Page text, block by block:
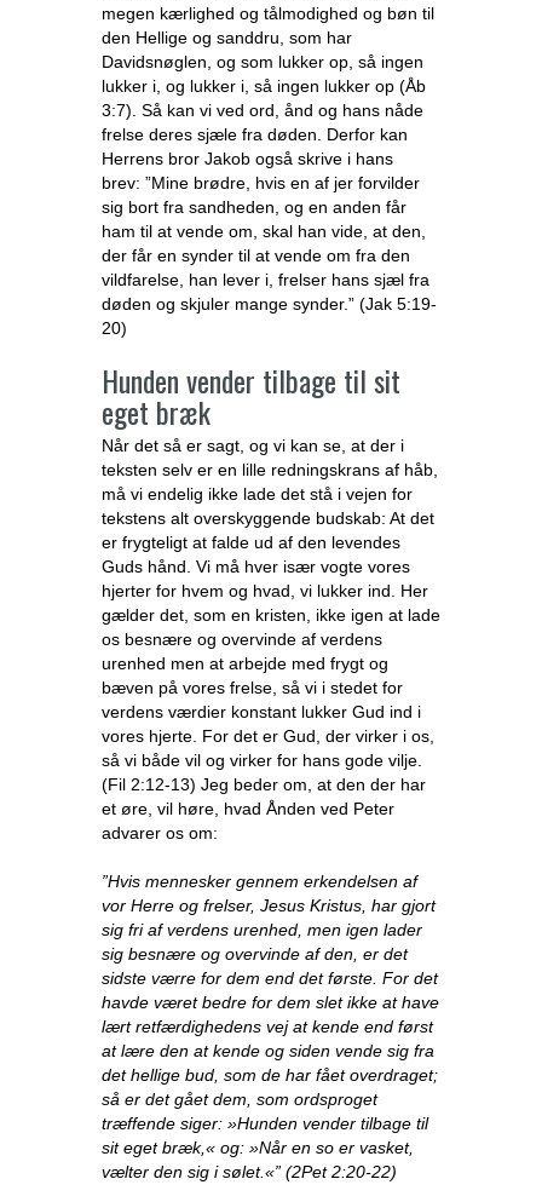
megen kærlighed og tålmodighed og bøn til
den Hellige og sanddru, som har
Davidsnøglen, og som lukker op, så ingen
lukker i, og lukker i, så ingen lukker op (Åb
3:7). Så kan vi ved ord, ånd og hans nåde
frelse deres sjæle fra døden. Derfor kan
Herrens bror Jakob også skrive i hans
brev: ”Mine brødre, hvis en af jer forvilder
sig bort fra sandheden, og en anden får
ham til at vende om, skal han vide, at den,
der får en synder til at vende om fra den
vildfarelse, han lever i, frelser hans sjæl fra
døden og skjuler mange synder.” (Jak 5:19-
20)
Hunden vender tilbage til sit
eget bræk
Når det så er sagt, og vi kan se, at der i
teksten selv er en lille redningskrans af håb,
må vi endelig ikke lade det stå i vejen for
tekstens alt overskyggende budskab: At det
er frygteligt at falde ud af den levendes
Guds hånd. Vi må hver især vogte vores
hjerter for hvem og hvad, vi lukker ind. Her
gælder det, som en kristen, ikke igen at lade
os besnære og overvinde af verdens
urenhed men at arbejde med frygt og
bæven på vores frelse, så vi i stedet for
verdens værdier konstant lukker Gud ind i
vores hjerte. For det er Gud, der virker i os,
så vi både vil og virker for hans gode vilje.
(Fil 2:12-13) Jeg beder om, at den der har
et øre, vil høre, hvad Ånden ved Peter
advarer os om:
”Hvis mennesker gennem erkendelsen af
vor Herre og frelser, Jesus Kristus, har gjort
sig fri af verdens urenhed, men igen lader
sig besnære og overvinde af den, er det
sidste værre for dem end det første. For det
havde været bedre for dem slet ikke at have
lært retfærdighedens vej at kende end først
at lære den at kende og siden vende sig fra
det hellige bud, som de har fået overdraget;
så er det gået dem, som ordsproget
træffende siger: »Hunden vender tilbage til
sit eget bræk,« og: »Når en so er vasket,
vælter den sig i sølet.«” (2Pet 2:20-22)